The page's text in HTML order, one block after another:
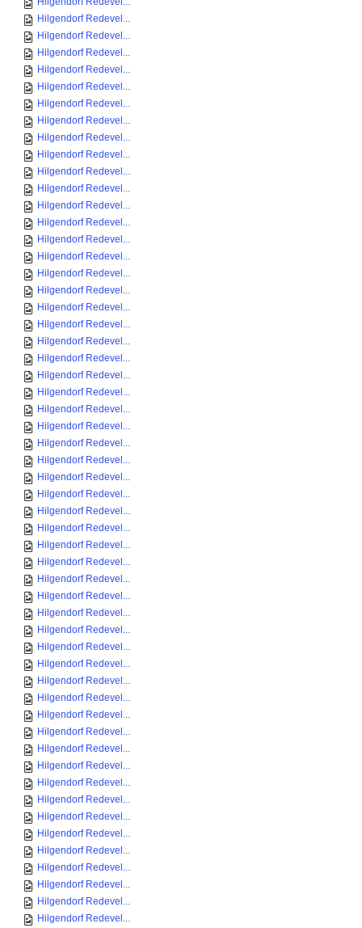
Hilgendorf Redevel...
Hilgendorf Redevel...
Hilgendorf Redevel...
Hilgendorf Redevel...
Hilgendorf Redevel...
Hilgendorf Redevel...
Hilgendorf Redevel...
Hilgendorf Redevel...
Hilgendorf Redevel...
Hilgendorf Redevel...
Hilgendorf Redevel...
Hilgendorf Redevel...
Hilgendorf Redevel...
Hilgendorf Redevel...
Hilgendorf Redevel...
Hilgendorf Redevel...
Hilgendorf Redevel...
Hilgendorf Redevel...
Hilgendorf Redevel...
Hilgendorf Redevel...
Hilgendorf Redevel...
Hilgendorf Redevel...
Hilgendorf Redevel...
Hilgendorf Redevel...
Hilgendorf Redevel...
Hilgendorf Redevel...
Hilgendorf Redevel...
Hilgendorf Redevel...
Hilgendorf Redevel...
Hilgendorf Redevel...
Hilgendorf Redevel...
Hilgendorf Redevel...
Hilgendorf Redevel...
Hilgendorf Redevel...
Hilgendorf Redevel...
Hilgendorf Redevel...
Hilgendorf Redevel...
Hilgendorf Redevel...
Hilgendorf Redevel...
Hilgendorf Redevel...
Hilgendorf Redevel...
Hilgendorf Redevel...
Hilgendorf Redevel...
Hilgendorf Redevel...
Hilgendorf Redevel...
Hilgendorf Redevel...
Hilgendorf Redevel...
Hilgendorf Redevel...
Hilgendorf Redevel...
Hilgendorf Redevel...
Hilgendorf Redevel...
Hilgendorf Redevel...
Hilgendorf Redevel...
Hilgendorf Redevel...